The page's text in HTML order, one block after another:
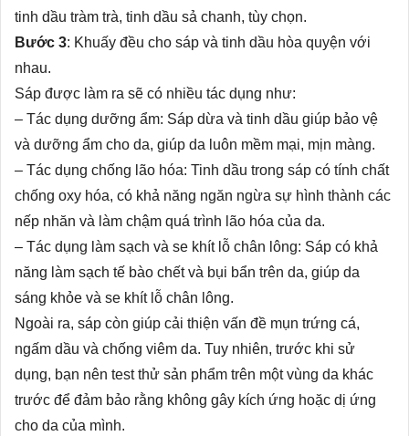
tinh dầu tràm trà, tinh dầu sả chanh, tùy chọn.
Bước 3: Khuấy đều cho sáp và tinh dầu hòa quyện với
nhau.
Sáp được làm ra sẽ có nhiều tác dụng như:
– Tác dụng dưỡng ẩm: Sáp dừa và tinh dầu giúp bảo vệ
và dưỡng ẩm cho da, giúp da luôn mềm mại, mịn màng.
– Tác dụng chống lão hóa: Tinh dầu trong sáp có tính chất
chống oxy hóa, có khả năng ngăn ngừa sự hình thành các
nếp nhăn và làm chậm quá trình lão hóa của da.
– Tác dụng làm sạch và se khít lỗ chân lông: Sáp có khả
năng làm sạch tế bào chết và bụi bẩn trên da, giúp da
sáng khỏe và se khít lỗ chân lông.
Ngoài ra, sáp còn giúp cải thiện vấn đề mụn trứng cá,
ngấm dầu và chống viêm da. Tuy nhiên, trước khi sử
dụng, bạn nên test thử sản phẩm trên một vùng da khác
trước để đảm bảo rằng không gây kích ứng hoặc dị ứng
cho da của mình.